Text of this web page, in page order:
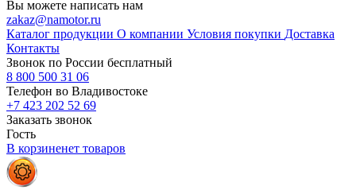
Вы можете написать нам
zakaz@namotor.ru
Каталог продукции О компании Условия покупки Доставка
Контакты
Звонок по России бесплатный
8 800 500 31 06
Телефон во Владивостоке
+7 423 202 52 69
Заказать звонок
Гость
В корзиненет товаров